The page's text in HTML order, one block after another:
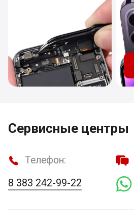
Сервисные центры
Телефон:
8 383 242-99-22